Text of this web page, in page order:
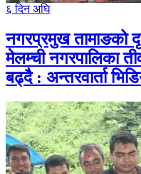
६ दिन अघि
नगरप्रमुख तामाङको
मेलम्ची नगरपालिका
बढ्दै : अन्तरवार्ता